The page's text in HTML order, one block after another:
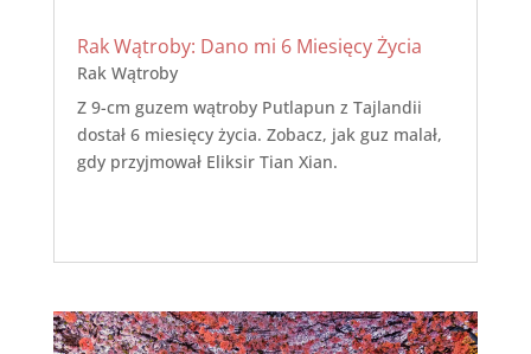
Rak Wątroby: Dano mi 6 Miesięcy Życia
Rak Wątroby
Z 9-cm guzem wątroby Putlapun z Tajlandii
dostał 6 miesięcy życia. Zobacz, jak guz malał,
gdy przyjmował Eliksir Tian Xian.